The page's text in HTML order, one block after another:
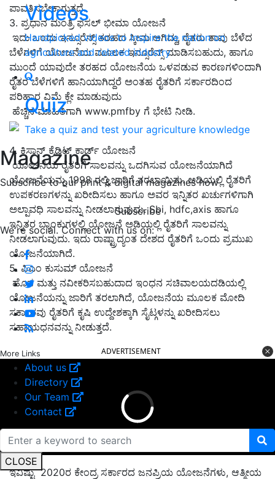
Videos
Handpicked videos to inspire the nation on
agriculture and related industry
Quiz
Take a quiz and test your agriculture knowledge
Magazine
Subscribe to our print & digital magazines now
Subscribe
We're social. Connect with us on:
More Links
About us
Directory
Our Team
Contact
CLOSE
ಪಾವತಿಸಬೇಕಾಗುತ್ತದೆ.
3. ಪ್ರಧಾನ ಮಂತ್ರಿ ಫಸಲ್ ಭೀಮಾ ಯೋಜನೆ
ಇದು ಒಂದು ಇನ್ಸೂರೆನ್ಸ್ ತರಹದ ಸ್ಕೀಮ ಆಗಿದ್ದು, ರೈತರು ತಾವು ಬೆಳೆದ
ಬೆಳೆಗಳಿಗೆ ಯೋಜನೆಯ ಮೂಲಕ ಇನ್ಸೂರೆನ್ಸ್ ಮಾಡಿಸಬಹುದು, ಹಾಗೂ
ಮುಂದೆ ಯಾವುದೇ ತರಹದ ಯೋಜನೆಯ ಒಳಪಡುವ ಕಾರಣಗಳಿಂದಾಗಿ
ರೈತರ ಬೆಳೆಗಳಿಗೆ ಹಾನಿಯಾಗಿದ್ದರೆ ಅಂತಹ ರೈತರಿಗೆ ಸರ್ಕಾರದಿಂದ
ಪರಿಹಾರ ವಿಮೆ ಕ್ಲೇ ಮಾಡುವುದು
ಹೆಚ್ಚಿನ ಮಾಹಿತಿಗಾಗಿ www.pmfby ಗೆ ಭೇಟಿ ನೀಡಿ.
4. ಕಿಸಾನ್ ಕ್ರೆಡಿಟ್ ಕಾರ್ಡ್ ಯೋಜನೆ
ಯೋಜನೆಯ ರೈತರಿಗೆ ಸಾಲವನ್ನು ಒದಗಿಸುವ ಯೋಜನೆಯಾಗಿದೆ
ಯೋಜನೆಯನ್ನು 1998 ರಲ್ಲಿ ಜಾರಿಗೆ ತರಲಾಯಿತು. ಅಡಿಯಲ್ಲಿ ರೈತರಿಗೆ
ಉಪಕರಣಗಳನ್ನು ಖರೀದಿಸಲು ಹಾಗೂ ಅವರ ಇನ್ನಿತರ ಖರ್ಚುಗಳಿಗಾಗಿ
ಅಲ್ಪಾವಧಿ ಸಾಲವನ್ನು ನೀಡಲಾಗುವುದು. Sbi, hdfc,axis ಹಾಗೂ
ಇನ್ನಿತರ ಬ್ಯಾಂಕುಗಳಲ್ಲಿ ಯೋಜನೆ ಅಡಿಯಲ್ಲಿ ರೈತರಿಗೆ ಸಾಲವನ್ನು
ನೀಡಲಾಗುವುದು. ಇದು ರಾಷ್ಟ್ರಾದ್ಯಂತ ದೇಶದ ರೈತರಿಗೆ ಒಂದು ಪ್ರಮುಖ
ಯೋಜನೆಯಾಗಿದೆ.
5. ಪಿಎಂ ಕುಸುಮ್ ಯೋಜನೆ
ಹೊಸ ಮತ್ತು ನವೀಕರಿಸಬಹುದಾದ ಇಂಧನ ಸಚಿವಾಲಯದಡಿಯಲ್ಲಿ
ಯೋಜನೆಯನ್ನು ಜಾರಿಗೆ ತರಲಾಗಿದೆ, ಯೋಜನೆಯ ಮೂಲಕ ಮೋದಿ
ಸರ್ಕಾರವು ರೈತರಿಗೆ ಕೃಷಿ ಉದ್ದೇಶಕ್ಕಾಗಿ ಸೈಟ್ಗಳನ್ನು ಖರೀದಿಸಲು
ಸಹಾಯಧನವನ್ನು ನೀಡುತ್ತದೆ.
ADVERTISEMENT
ಇವಿಷ್ಟು 2020ರ ಕೇಂದ್ರ ಸರ್ಕಾರದ ಜನಪ್ರಿಯ ಯೋಜನೆಗಳು, ಆತ್ಮೀಯ